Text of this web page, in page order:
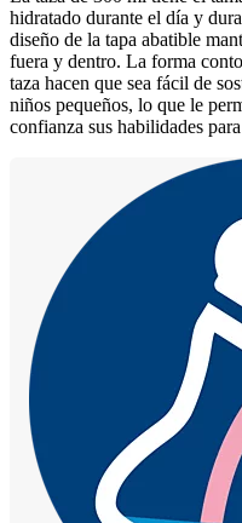
hidratado durante el día y
diseño de la tapa abatible
fuera y dentro. La forma
taza hacen que sea fácil de
niños pequeños, lo que le
confianza sus habilidades